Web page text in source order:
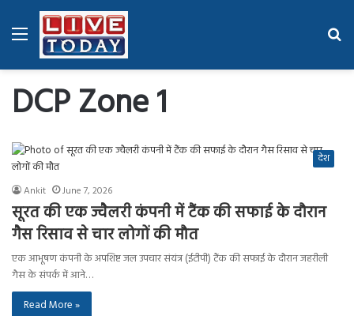
Menu
DCP Zone 1
देश
Ankit June 7, 2026
सूरत की एक ज्वैलरी कंपनी में टैंक की सफाई के दौरान
गैस रिसाव से चार लोगों की मौत
एक आभूषण कंपनी के अपशिष्ट जल उपचार संयंत्र (ईटीपी) टैंक की सफाई के दौरान जहरीली
गैस के संपर्क में आने…
Read More »